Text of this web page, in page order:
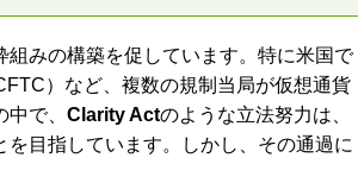
みの構築を促しています。特に米国で
）など、複数の規制当局が仮想通貨
で、 Clarity Actのような立法努力は、
目指しています。しかし、その通過に